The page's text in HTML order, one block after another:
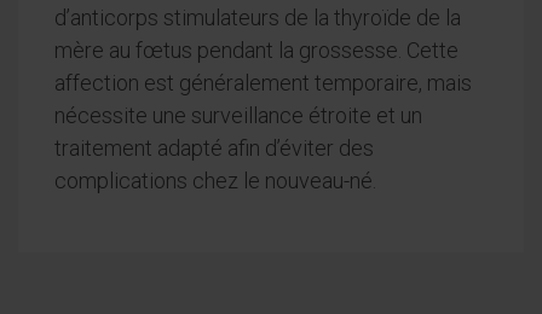
d’anticorps stimulateurs de la thyroïde de la
mère au fœtus pendant la grossesse. Cette
affection est généralement temporaire, mais
nécessite une surveillance étroite et un
traitement adapté afin d’éviter des
complications chez le nouveau-né.